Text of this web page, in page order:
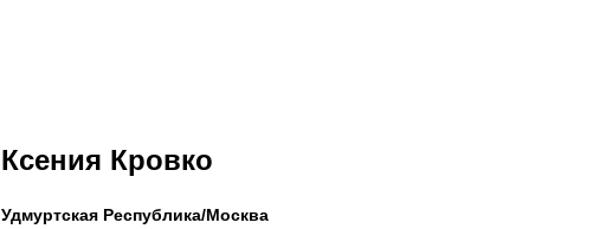
Ксения Кровко
Удмуртская Республика/Москва